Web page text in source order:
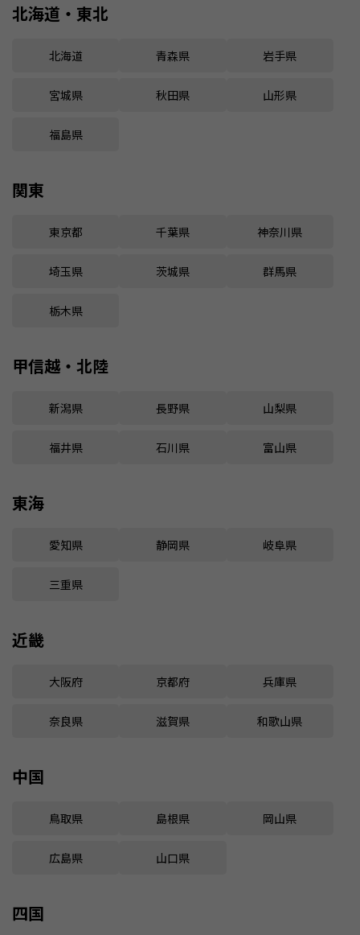
北海道・東北
北海道 青森県 岩手県
宮城県 秋田県 山形県
福島県
関東
東京都 千葉県 神奈川県
埼玉県 茨城県 群馬県
栃木県
甲信越・北陸
新潟県 長野県 山梨県
福井県 石川県 富山県
東海
愛知県 静岡県 岐阜県
三重県
近畿
大阪府 京都府 兵庫県
奈良県 滋賀県 和歌山県
中国
鳥取県 島根県 岡山県
広島県 山口県
四国